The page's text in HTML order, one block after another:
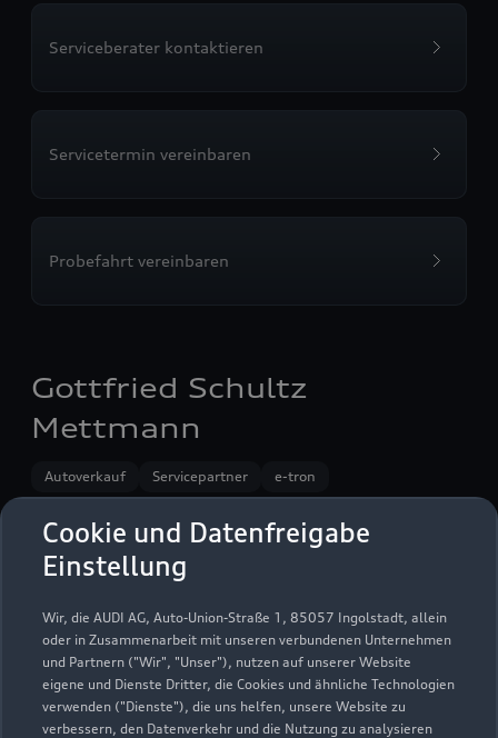
Cookie und Datenfreigabe
Einstellung
Wir, die AUDI AG, Auto-Union-Straße 1, 85057 Ingolstadt, allein
oder in Zusammenarbeit mit unseren verbundenen Unternehmen
und Partnern ("Wir", "Unser"), nutzen auf unserer Website
eigene und Dienste Dritter, die Cookies und ähnliche Technologien
verwenden ("Dienste"), die uns helfen, unsere Website zu
verbessern, den Datenverkehr und die Nutzung zu analysieren
Serviceberater kontaktieren
Servicetermin vereinbaren
Probefahrt vereinbaren
Gottfried Schultz
Mettmann
Autoverkauf Servicepartner e-tron